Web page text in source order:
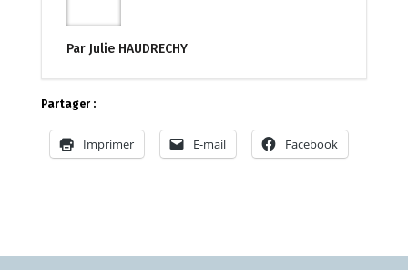
Par Julie HAUDRECHY
Partager :
Imprimer E-mail Facebook